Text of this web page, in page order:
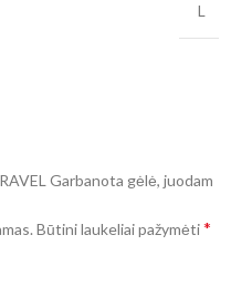
L
Garbanota gėlė, juodam
Būtini laukeliai pažymėti*